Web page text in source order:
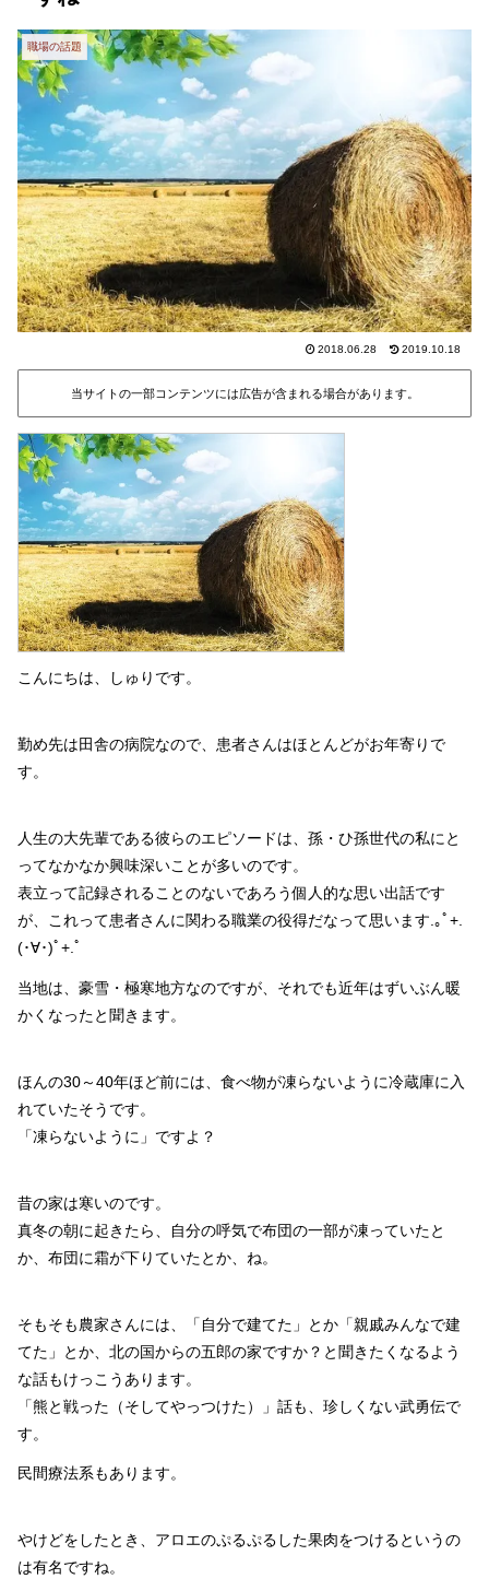
職場の話題
2018.06.28 2019.10.18
当サイトの一部コンテンツには広告が含まれる場合があります。
こんにちは、しゅりです。
勤め先は田舎の病院なので、患者さんはほとんどがお年寄りで
す。
人生の大先輩である彼らのエピソードは、孫・ひ孫世代の私にと
ってなかなか興味深いことが多いのです。
表立って記録されることのないであろう個人的な思い出話です
が、これって患者さんに関わる職業の役得だなって思います.｡ﾟ+.
(･∀･)ﾟ+.ﾟ
当地は、豪雪・極寒地方なのですが、それでも近年はずいぶん暖
かくなったと聞きます。
ほんの30～40年ほど前には、食べ物が凍らないように冷蔵庫に入
れていたそうです。
「凍らないように」ですよ？
昔の家は寒いのです。
真冬の朝に起きたら、自分の呼気で布団の一部が凍っていたと
か、布団に霜が下りていたとか、ね。
そもそも農家さんには、「自分で建てた」とか「親戚みんなで建
てた」とか、北の国からの五郎の家ですか？と聞きたくなるよう
な話もけっこうあります。
「熊と戦った（そしてやっつけた）」話も、珍しくない武勇伝で
す。
民間療法系もあります。
やけどをしたとき、アロエのぷるぷるした果肉をつけるというの
は有名ですね。